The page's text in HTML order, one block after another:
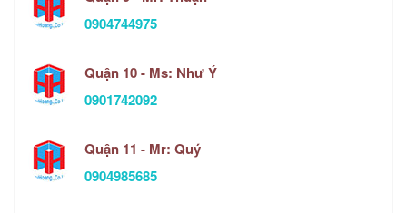
0904744975
Quận 10 - Ms: Như Ý
0901742092
Quận 11 - Mr: Quý
0904985685